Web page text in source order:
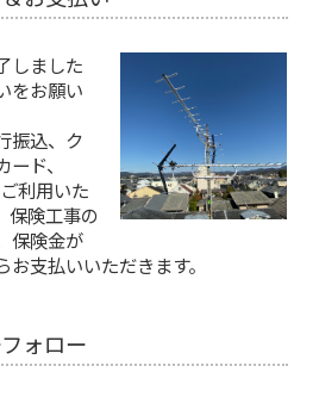
しました
をお願い
振込、ク
ド、
利用いた
保険工事の
保険金が
お支払いいただきます。
ォロー